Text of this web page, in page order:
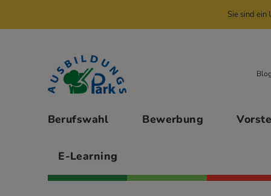
Sie sind ein
Berufswahl Bewerbung
E-Learning